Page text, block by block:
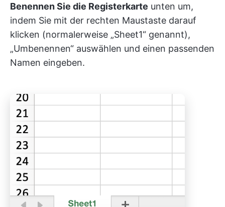
Benennen Sie die Registerkarte unten um,
indem Sie mit der rechten Maustaste darauf
klicken (normalerweise „Sheet1“ genannt),
„Umbenennen“ auswählen und einen passenden
Namen eingeben.